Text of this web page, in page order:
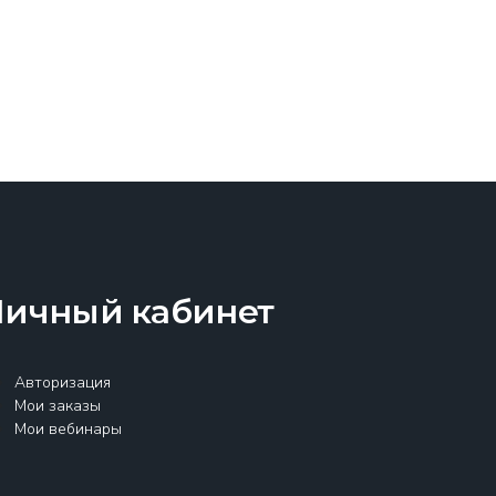
кабинет
Авторизация
Мои заказы
Мои вебинары